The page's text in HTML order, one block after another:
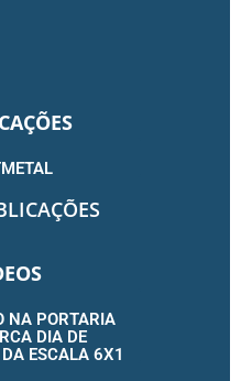
NA PORTARIA
DIA DE
ESCALA 6X1